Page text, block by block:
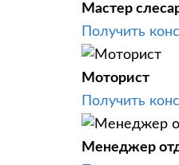
Мастер
Получить
Моторист
Получить
Менеджер